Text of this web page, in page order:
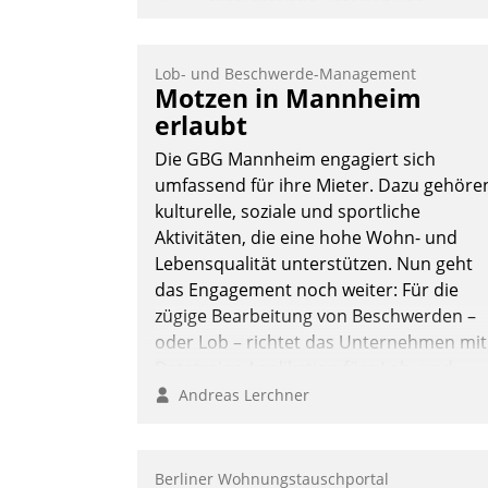
Die monatlichen Mitteilungen zum
Heizungs- und Wasserverbrauch gehen
automatisiert, vollständig und auf
Wunsch über mehrere zuvor festgelegte
Kommunikationswege bei den
Empfängern ein.
Nadja Hußmann
Lob- und Beschwerde-Management
Motzen in Mannheim
erlaubt
Die GBG Mannheim engagiert sich
umfassend für ihre Mieter. Dazu
kulturelle, soziale und sportliche
Aktivitäten, die eine hohe Wohn- und
Lebensqualität unterstützen. Nun geht
das Engagement noch weiter: Für die
zügige Bearbeitung von Beschwerden –
oder Lob – richtet das Unternehmen mit
Beschwerde-Management einen eigenen
Andreas Lerchner
Berliner Wohnungstauschportal